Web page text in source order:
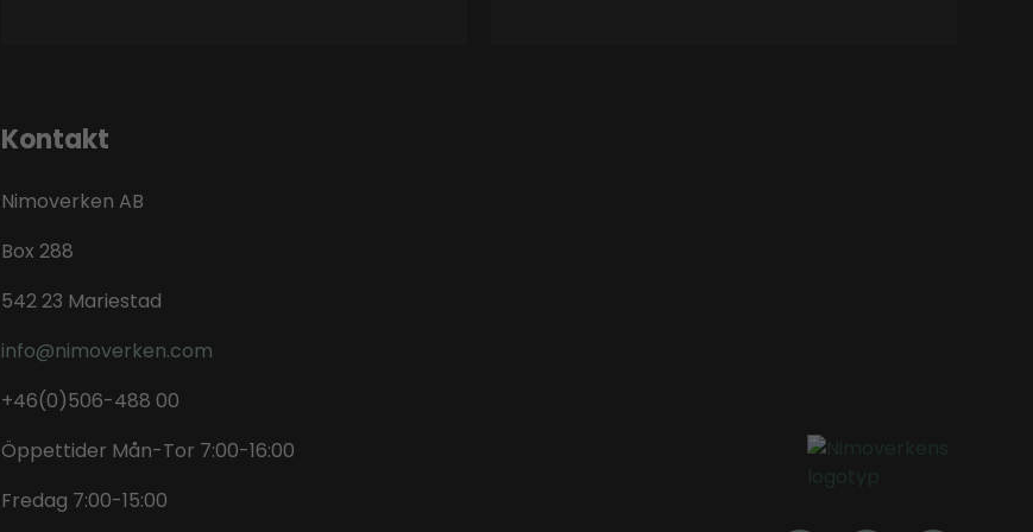
Kontakt
Nimoverken AB
Box 288
542 23 Mariestad
info@nimoverken.com
+46(0)506-488 00
Öppettider Mån-Tor 7:00-16:00
Fredag 7:00-15:00